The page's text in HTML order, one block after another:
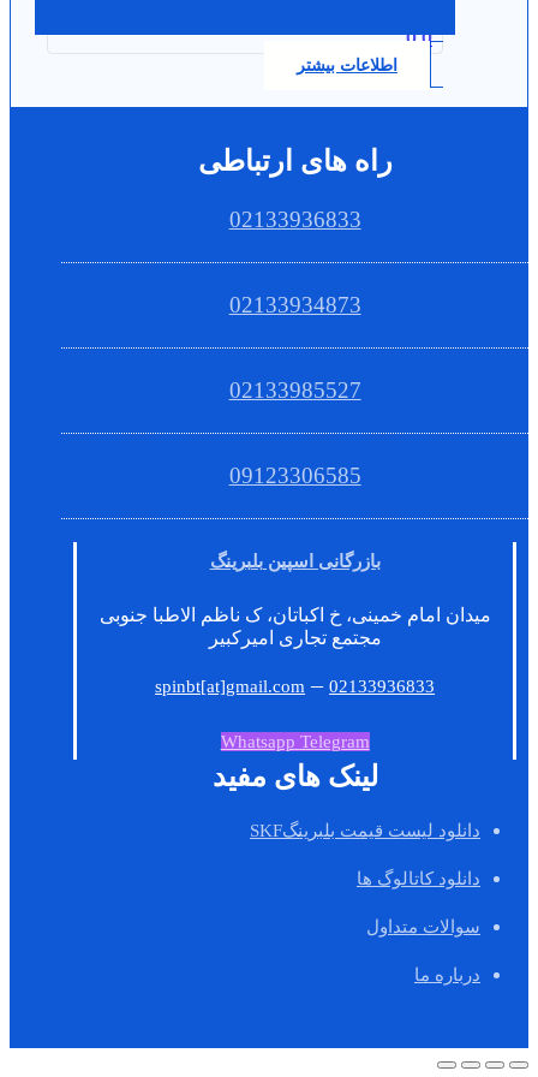
0.0
اطلاعات بیشتر
راه های ارتباطی
02133936833
02133934873
02133985527
09123306585
بازرگانی اسپین بلبرینگ
میدان امام خمینی، خ اکباتان، ک ناظم الاطبا جنوبی
مجتمع تجاری امیرکبیر
spinbt[at]gmail.com –02133936833
Whatsapp Telegram
لینک های مفید
دانلود لیست قیمت بلبرینگSKF
دانلود کاتالوگ ها
سوالات متداول
درباره ما